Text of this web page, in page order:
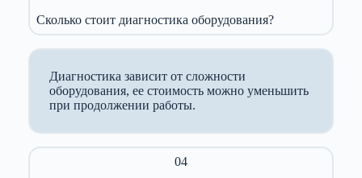
Сколько стоит диагностика оборудования?
Диагностика зависит от сложности
оборудования, ее стоимость можно уменьшить
при продолжении работы.
04